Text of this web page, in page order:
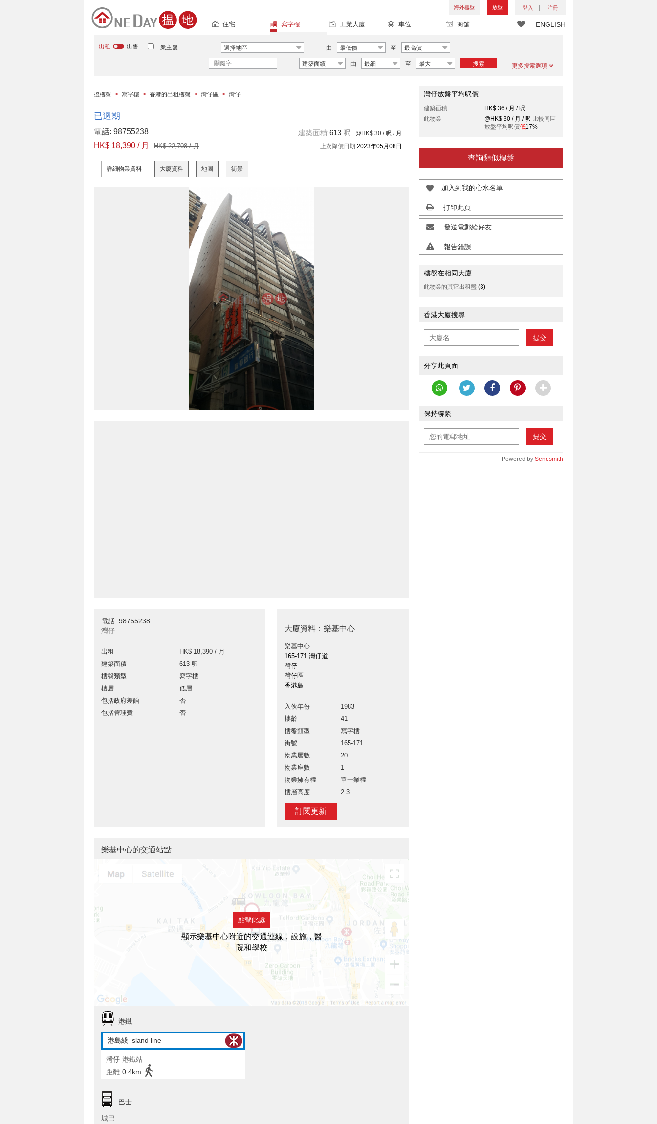
海外樓盤 放盤 登入 註冊
ENGLISH
住宅 寫字樓 工業大廈 車位 商舖
出租 出售 業主盤 選擇地區 由 最低價 至 最高價
建築面績 由 最細 至 最大 搜索 更多搜索選項
搵樓盤 > 寫字樓 > 香港的出租樓盤 > 灣仔區 > 灣仔
已過期
電話: 98755238
HK$ 18,390 / 月
HK$ 22,708 / 月
建築面積 613 呎 @HK$ 30 / 呎 / 月
上次降價日期 2023年05月08日
詳細物業資料 大廈資料 地圖 街景
電話: 98755238
灣仔
出租
HK$ 18,390 / 月
建築面積
613 呎
樓盤類型
寫字樓
樓層
低層
包括政府差餉
否
包括管理費
否
大廈資料：樂基中心
樂基中心
165-171 灣仔道
灣仔
灣仔區
香港島
入伙年份
1983
樓齡
41
樓盤類型
寫字樓
街號
165-171
物業層數
20
物業座數
1
物業擁有權
單一業權
樓層高度
2.3
訂閱更新
灣仔放盤平均呎價
建築面積
HK$ 36 / 月 / 呎
此物業
@HK$ 30 / 月 / 呎 比較同區
放盤平均呎價低17%
查詢類似樓盤
加入到我的心水名單
打印此頁
發送電郵給好友
報告錯誤
樓盤在相同大廈
此物業的其它出租盤 (3)
香港大廈搜尋
提交
分享此頁面
保持聯繫
提交
Powered by Sendsmith
樂基中心的交通站點
點擊此處
顯示樂基中心附近的交通連線，設施，醫
院和學校
港鐵
港島綫 Island line
灣仔 港鐵站
距離 0.4km
巴士
城巴